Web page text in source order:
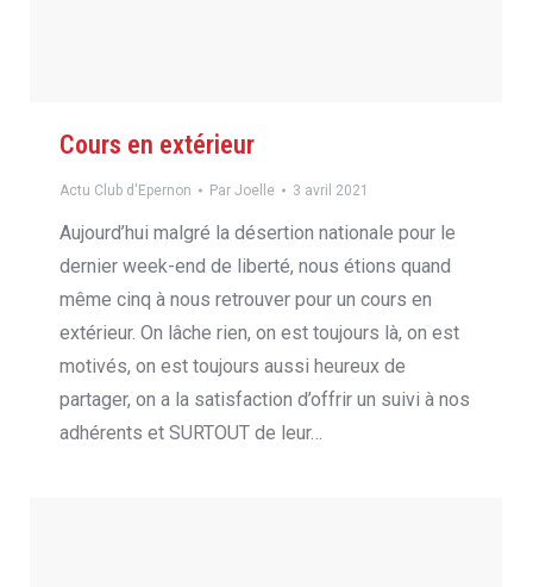
Cours en extérieur
Actu Club d'Epernon Par Joelle 3 avril 2021
Aujourd’hui malgré la désertion nationale pour le
dernier week-end de liberté, nous étions quand
même cinq à nous retrouver pour un cours en
extérieur. On lâche rien, on est toujours là, on est
motivés, on est toujours aussi heureux de
partager, on a la satisfaction d’offrir un suivi à nos
adhérents et SURTOUT de leur…